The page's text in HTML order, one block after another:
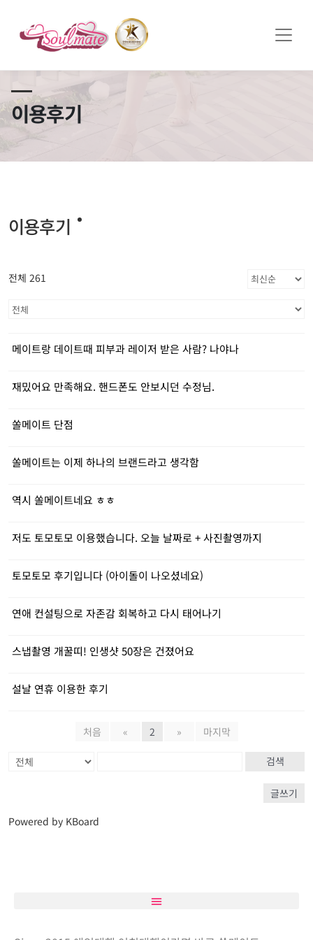
이용후기
이용후기
전체 261
메이트랑 데이트때 피부과 레이저 받은 사람? 나야나
재밌어요 만족해요. 핸드폰도 안보시던 수정님.
쏠메이트 단점
쏠메이트는 이제 하나의 브랜드라고 생각함
역시 쏠메이트네요 ㅎㅎ
저도 토모토모 이용했습니다. 오늘 날짜로 + 사진촬영까지
토모토모 후기입니다 (아이돌이 나오셨네요)
연애 컨설팅으로 자존감 회복하고 다시 태어나기
스냅촬영 개꿀띠! 인생샷 50장은 건졌어요
설날 연휴 이용한 후기
처음 « 2 » 마지막
검색
글쓰기
Powered by KBoard
쏠메이트×토모토모 프로모션 영상 full버전 보러가기